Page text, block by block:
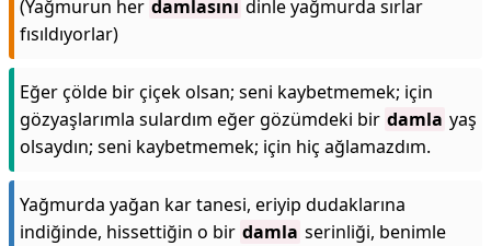
(Yağmurun her damlasını dinle yağmurda sırlar
fısıldıyorlar)
Eğer çölde bir çiçek olsan; seni kaybetmemek; için
gözyaşlarımla sulardım eğer gözümdeki bir damla yaş
olsaydın; seni kaybetmemek; için hiç ağlamazdım.
Yağmurda yağan kar tanesi, eriyip dudaklarına
indiğinde, hissettiğin o bir damla serinliği, benimle